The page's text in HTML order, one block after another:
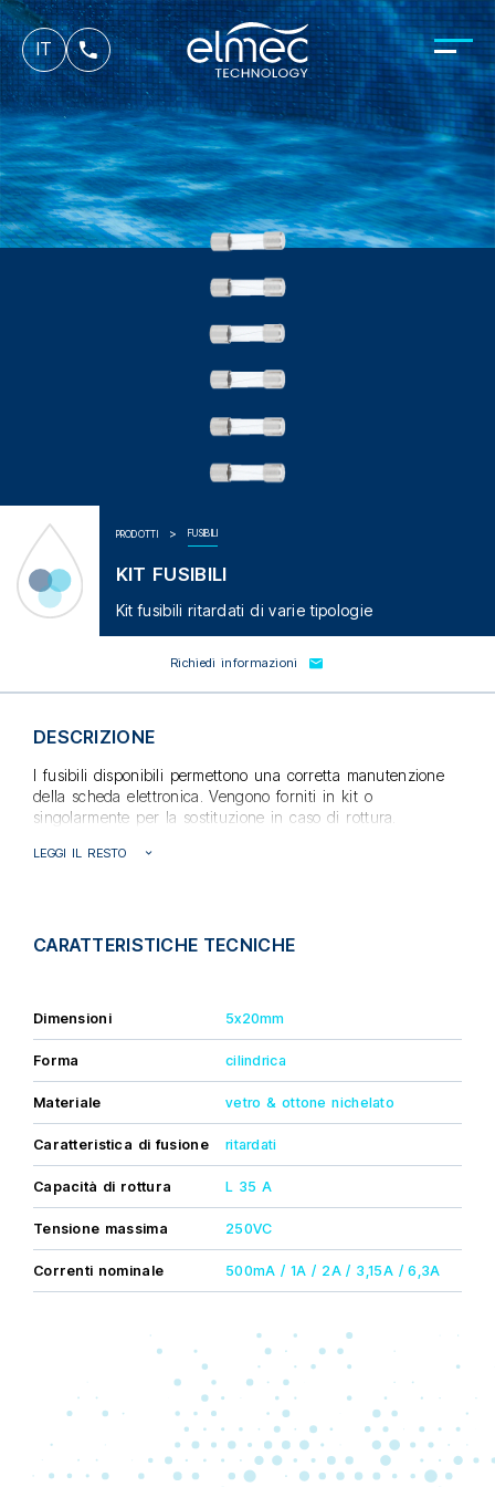
IT
es
fr
PRODOTTI FUSIBILI
KIT FUSIBILI
Kit fusibili ritardati di varie tipologie
DESCRIZIONE
I fusibili disponibili permettono una corretta manutenzione
della scheda elettronica. Vengono forniti in kit o
singolarmente per la sostituzione in caso di rottura.
LEGGI IL RESTO
Richiedi informazioni
CARATTERISTICHE TECNICHE
Dimensioni 5x20mm
Forma cilindrica
Materiale vetro & ottone nichelato
Caratteristica di fusione ritardati
Capacità di rottura L 35 A
Tensione massima 250VC
Correnti nominale 500mA / 1A / 2A / 3,15A / 6,3A